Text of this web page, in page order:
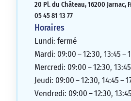
20 Pl. du Château, 16200 Jarnac,
05 45 81 13 77
Horaires
Lundi: fermé
Mardi: 09:00 – 12:30, 13:45 –
Mercredi: 09:00 – 12:30, 13:45
Jeudi: 09:00 – 12:30, 14:45 –
Vendredi: 09:00 – 12:30,